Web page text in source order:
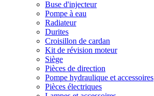
Buse d'injecteur
Pompe à eau
Radiateur
Durites
Croisillon de cardan
Kit de révision moteur
Siège
Pièces de direction
Pompe hydraulique et accessoires
Pièces électriques